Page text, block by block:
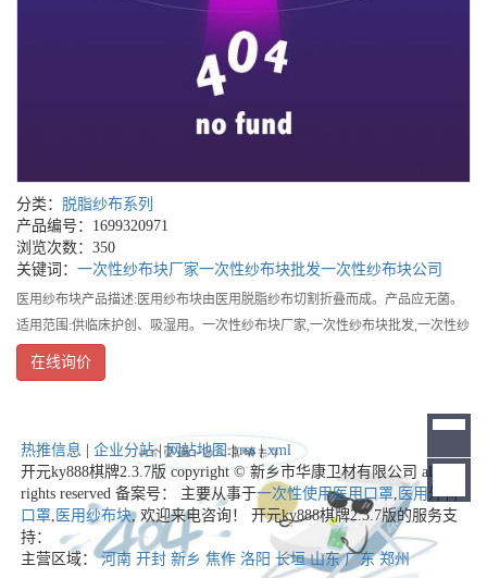
分类： 脱脂纱布系列
产品编号：1699320971
浏览次数：350
关键词： 一次性纱布块厂家一次性纱布块批发一次性纱布块公司
医用纱布块产品描述:医用纱布块由医用脱脂纱布切割折叠而成。产品应无菌。
适用范围:供临床护创、吸湿用。一次性纱布块厂家,一次性纱布块批发,一次性纱
布块公司
在线询价
热推信息 企业分站|网站地图|rss|xml
开元ky888棋牌2.3.7版 copyright © 新乡市华康卫材有限公司 all
rights reserved 备案号： 主要从事于一次性使用医用口罩 医用外科
口罩 医用纱布块, 欢迎来电咨询！ 开元ky888棋牌2.3.7版的服务支
持：
主营区域：河南 开封 新乡 焦作 洛阳 长垣 山东 广东 郑州